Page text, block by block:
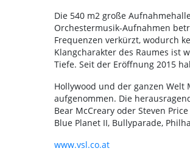
Die 540 m2 große
Orchestermusik-Aufnahmen
Frequenzen verkürzt, wodurch
Klangcharakter des Raumes ist
Tiefe. Seit der Eröffnung 2015
Hollywood und der ganzen Welt
aufgenommen. Die
Bear McCreary oder Steven
Blue Planet II, Bullyparade,
www.vsl.co.at